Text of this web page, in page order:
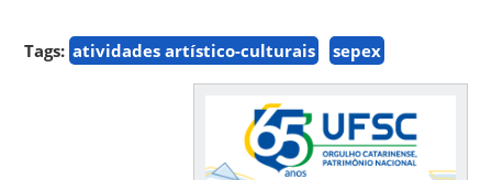
Tags: atividades artístico-culturais sepex